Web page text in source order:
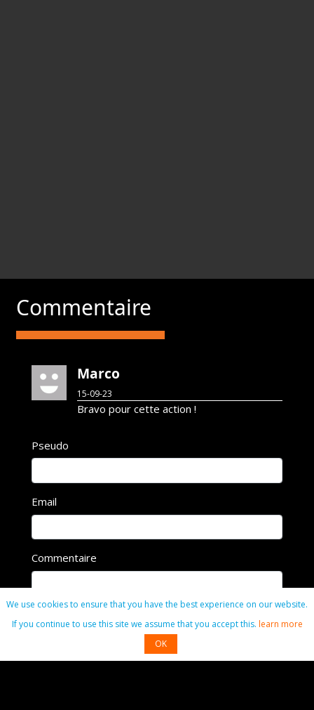
Commentaire
Marco
15-09-23
Bravo pour cette action !
Pseudo
Email
Commentaire
Commenter
We use cookies to ensure that you have the best experience on our website.
If you continue to use this site we assume that you accept this. learn more
OK